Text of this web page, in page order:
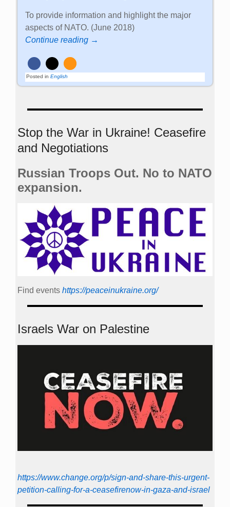
To provide information and highlight the major
aspects of NATO. (June 2018)
Continue reading →
Posted in English
Stop the War in Ukraine! Ceasefire
and Negotiations
Russian Troops Out. No to NATO
expansion.
Find events https://peace­in­ukraine.org/
Israels War on Palestine
https://www.change.org/p/sign-and-share-this-urgent-
petition-calling-for-a-ceasefirenow-in-gaza-and-israel